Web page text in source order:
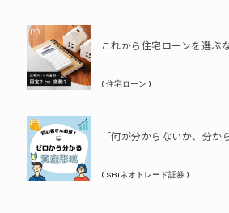
PR
( 住宅ローン )
PR
( SBIネオトレード証券 )